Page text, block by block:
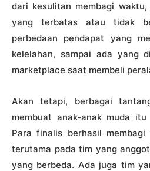
dari kesulitan membagi
yang terbatas atau tidak
perbedaan pendapat yang
kelelahan, sampai ada yang
marketplace saat membeli
Akan tetapi, berbagai
membuat anak-anak muda
Para finalis berhasil membagi
terutama pada tim yang
yang berbeda. Ada juga tim